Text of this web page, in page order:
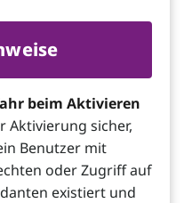
beim Aktivieren
Aktivierung sicher,
Benutzer mit
oder Zugriff auf
existiert und